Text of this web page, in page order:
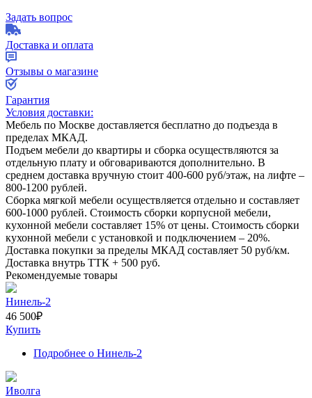
Задать вопрос
Доставка и оплата
Отзывы о магазине
Гарантия
Условия доставки:
Мебель по Москве доставляется бесплатно до подъезда в
пределах МКАД.
Подъем мебели до квартиры и сборка осуществляются за
отдельную плату и обговариваются дополнительно. В
среднем доставка вручную стоит 400-600 руб/этаж, на лифте –
800-1200 рублей.
Сборка мягкой мебели осуществляется отдельно и составляет
600-1000 рублей. Стоимость сборки корпусной мебели,
кухонной мебели составляет 15% от цены. Стоимость сборки
кухонной мебели с установкой и подключением – 20%.
Доставка покупки за пределы МКАД составляет 50 руб/км.
Доставка внутрь ТТК + 500 руб.
Рекомендуемые товары
Нинель-2
46 500₽
Купить
Подробнее о Нинель-2
Иволга